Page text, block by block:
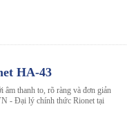
HA-43
thanh to, rõ ràng và đơn giản
- Đại lý chính thức Rionet tại